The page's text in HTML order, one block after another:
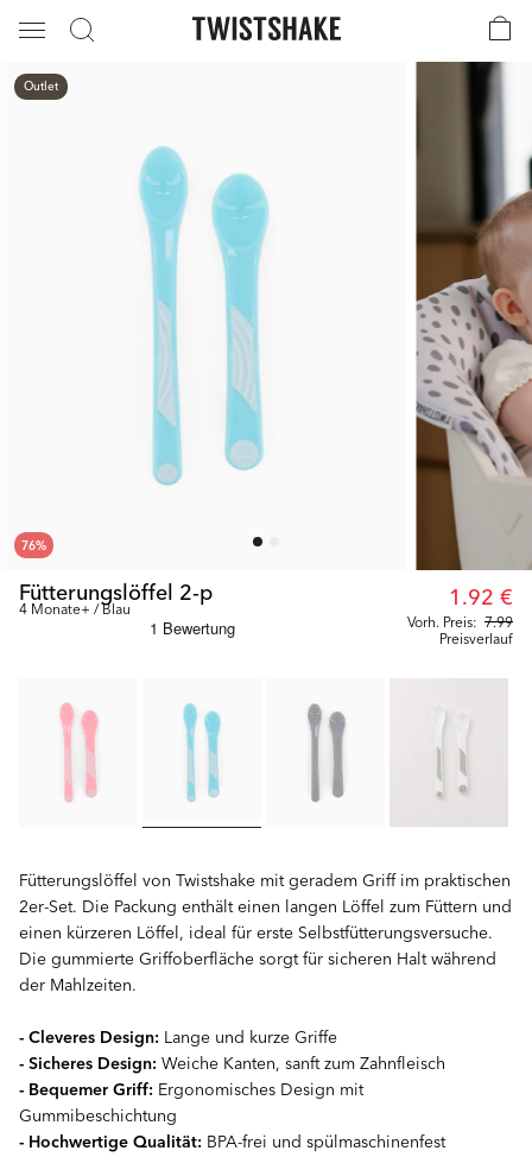
Outlet
76%
Fütterungslöffel 2-p
4 Monate+ / Blau
Vorh. Preis: 7.99
1.92 €
Preisverlauf
Fütterungslöffel von Twistshake mit geradem Griff im praktischen
2er-Set. Die Packung enthält einen langen Löffel zum Füttern und
einen kürzeren Löffel, ideal für erste Selbstfütterungsversuche.
Die gummierte Griffoberfläche sorgt für sicheren Halt während
der Mahlzeiten.
- Cleveres Design: Lange und kurze Griffe
- Sicheres Design: Weiche Kanten, sanft zum Zahnfleisch
- Bequemer Griff: Ergonomisches Design mit
Gummibeschichtung
- Hochwertige Qualität: BPA-frei und spülmaschinenfest